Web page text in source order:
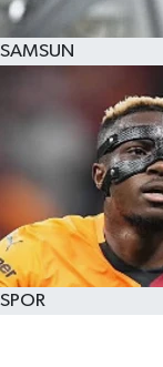
SAMSUN
SPOR